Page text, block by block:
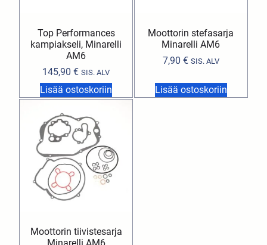
Top Performances
kampiakseli, Minarelli
AM6
145,90€ SIS. ALV
Lisää ostoskoriin
Moottorin stefasarja
Minarelli AM6
7,90 € SIS. ALV
Lisää ostoskoriin
Moottorin tiivistesarja